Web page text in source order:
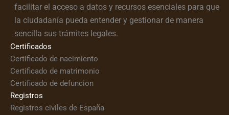
facilitar el acceso a datos y recursos esenciales para que
la ciudadanía pueda entender y gestionar de manera
sencilla sus trámites legales.
Certificados
Certificado de nacimiento
Certificado de matrimonio
Certificado de defuncion
Registros
Registros civiles de España